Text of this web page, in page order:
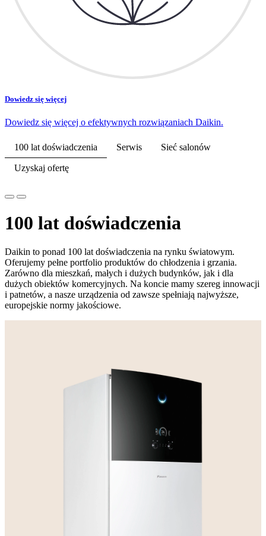
Dowiedz się więcej
Dowiedz się więcej o efektywnych rozwiązaniach Daikin.
100 lat doświadczenia Serwis Sieć salonów
Uzyskaj ofertę
100 lat doświadczenia
Daikin to ponad 100 lat doświadczenia na rynku światowym.
Oferujemy pełne portfolio produktów do chłodzenia i grzania.
Zarówno dla mieszkań, małych i dużych budynków, jak i dla
dużych obiektów komercyjnych. Na koncie mamy szereg innowacji
i patnetów, a nasze urządzenia od zawsze spełniają najwyższe,
europejskie normy jakościowe.